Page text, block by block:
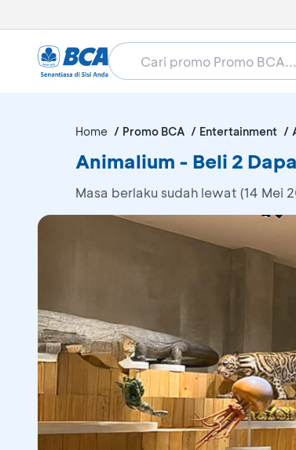
Home Promo BCA Entertainment
Animalium - Beli 2
Masa berlaku sudah lewat (14 Mei